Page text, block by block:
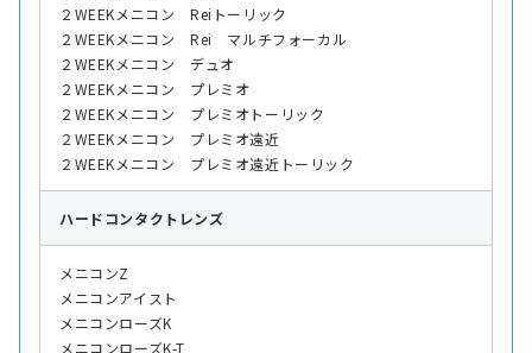
２WEEKメニコン Reiトーリック
２WEEKメニコン Rei マルチフォーカル
２WEEKメニコン デュオ
２WEEKメニコン プレミオ
２WEEKメニコン プレミオトーリック
２WEEKメニコン プレミオ遠近
２WEEKメニコン プレミオ遠近トーリック
ハード コンタクトレンズ
メニコンZ
メニコンアイスト
メニコンローズK
メニコンローズK-T